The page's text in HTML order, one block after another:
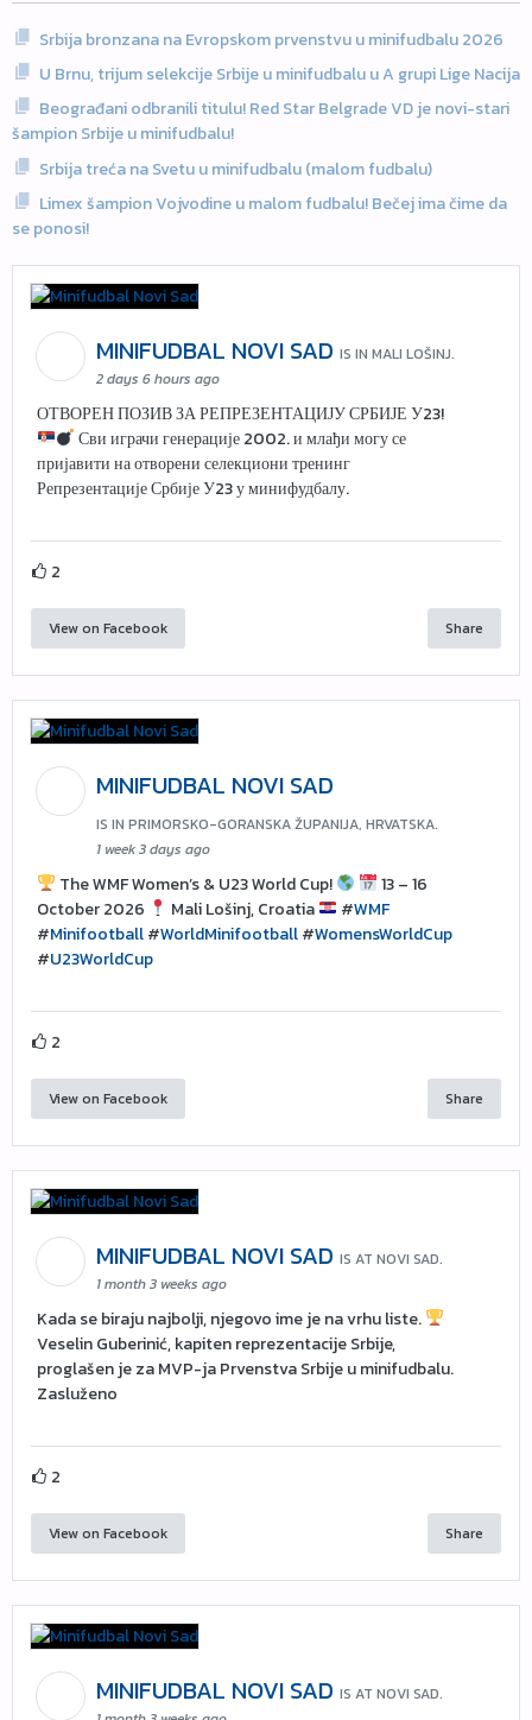
Srbija bronzana na Evropskom prvenstvu u minifudbalu 2026
U Brnu, trijum selekcije Srbije u minifudbalu u A grupi Lige Nacija
Beograđani odbranili titulu! Red Star Belgrade VD je novi-stari
šampion Srbije u minifudbalu!
Srbija treća na Svetu u minifudbalu (malom fudbalu)
Limex šampion Vojvodine u malom fudbalu! Bečej ima čime da
se ponosi!
MINIFUDBAL NOVI SAD IS IN MALI LOŠINJ.
2 days 6 hours ago
ОТВОРЕН ПОЗИВ ЗА РЕПРЕЗЕНТАЦИЈУ СРБИЈЕ У23!
Сви играчи генерације 2002. и млађи могу се
пријавити на отворени селекциони тренинг
Репрезентације Србије У23 у минифудбалу.
2
View on Facebook Share
MINIFUDBAL NOVI SAD
IS IN PRIMORSKO-GORANSKA ŽUPANIJA, HRVATSKA.
1 week 3 days ago
The WMF Women’s & U23 World Cup!
13 – 16
October 2026
Mali Lošinj, Croatia #WMF
#Minifootball#WorldMinifootball#WomensWorldCup
#U23WorldCup
2
View on Facebook Share
MINIFUDBAL NOVI SAD IS AT NOVI SAD.
1 month 3 weeks ago
Kada se biraju najbolji, njegovo ime je na vrhu liste.
Veselin Guberinić, kapiten reprezentacije Srbije,
proglašen je za MVP-ja Prvenstva Srbije u minifudbalu.
Zasluženo
2
View on Facebook Share
MINIFUDBAL NOVI SAD IS AT NOVI SAD.